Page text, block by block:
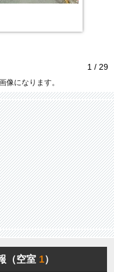
1 / 29
像になります。
（空室1）